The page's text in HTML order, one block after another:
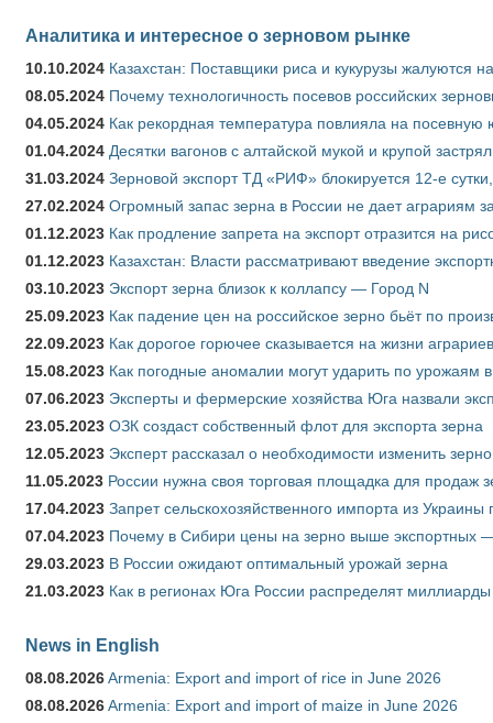
Аналитика и интересное о зерновом рынке
10.10.2024 Казахстан: Поставщики риса и кукурузы жалуются
08.05.2024 Почему технологичность посевов российских
04.05.2024 Как рекордная температура повлияла на
01.04.2024 Десятки вагонов с алтайской мукой и крупой
31.03.2024 Зерновой экспорт ТД «РИФ» блокируется 12-е
27.02.2024 Огромный запас зерна в России не дает аграриям
01.12.2023 Как продление запрета на экспорт отразится на
01.12.2023 Казахстан: Власти рассматривают введение
03.10.2023 Экспорт зерна близок к коллапсу — Город N
25.09.2023 Как падение цен на российское зерно бьёт по
22.09.2023 Как дорогое горючее сказывается на жизни аграриев
15.08.2023 Как погодные аномалии могут ударить по урожаям
07.06.2023 Эксперты и фермерские хозяйства Юга назвали
23.05.2023 ОЗК создаст собственный флот для экспорта зерна
12.05.2023 Эксперт рассказал о необходимости изменить
11.05.2023 России нужна своя торговая площадка для продаж
17.04.2023 Запрет сельскохозяйственного импорта из
07.04.2023 Почему в Сибири цены на зерно выше экспортных
29.03.2023 В России ожидают оптимальный урожай зерна
21.03.2023 Как в регионах Юга России распределят
News in English
08.08.2026Armenia: Export and import of rice in June 2026
08.08.2026Armenia: Export and import of maize in June 2026